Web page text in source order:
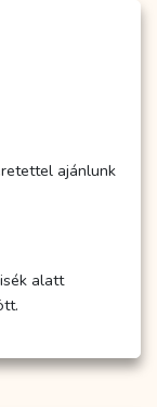
ajánlunk
alatt